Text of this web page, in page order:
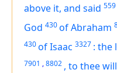
above it, and said 559
God 430of Abraham
430of Isaac 3327 : the
7901 ,8802 , to thee